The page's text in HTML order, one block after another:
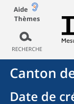
Aide
Thèmes
RECHERCHE
Canton
Date de